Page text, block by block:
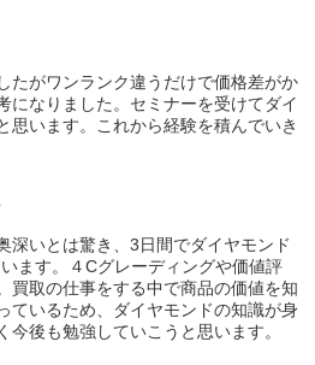
たがワンランク違うだけで価格差がか
になりました。セミナーを受けてダイ
思います。これから経験を積んでいき
深いとは驚き、3日間でダイヤモンド
ます。４Cグレーディングや価値評
買取の仕事をする中で商品の価値を知
ているため、ダイヤモンドの知識が身
今後も勉強していこうと思います。